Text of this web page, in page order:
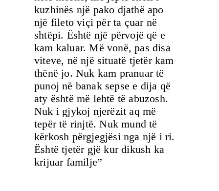
kuzhinës një pako djathë apo
një fileto viçi për ta çuar në
shtëpi. Është një përvojë që e
kam kaluar. Më vonë, pas disa
viteve, në një situatë tjetër kam
thënë jo. Nuk kam pranuar të
punoj në banak sepse e dija që
aty është më lehtë të abuzosh.
Nuk i gjykoj njerëzit aq më
tepër të rinjtë. Nuk mund të
kërkosh përgjegjësi nga një i ri.
Është tjetër gjë kur dikush ka
krijuar familje”